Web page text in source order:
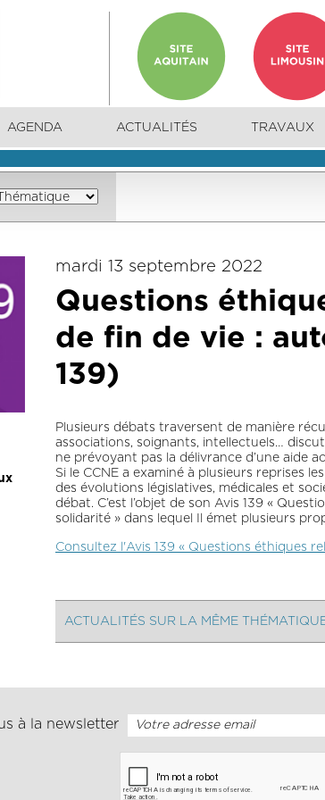
AGENDA ACTUALITÉS TRAVAUX
mardi 13 septembre 2022
Questions
de fin de vie :
139)
Plusieurs débats traversent de manière
associations, soignants, intellectuels…
ne prévoyant pas la délivrance d’une aide
Si le CCNE a examiné à plusieurs reprises
des évolutions législatives, médicales et
débat. C’est l’objet de son Avis 139 «
solidarité » dans lequel Il émet plusieurs
Consultez l'Avis 139 « Questions éthiques
ACTUALITÉS SUR LA MÊME
à la newsletter